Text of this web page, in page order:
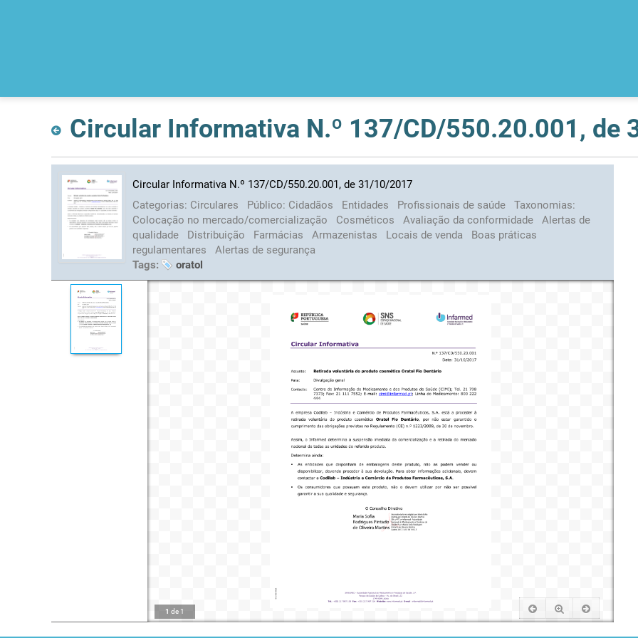
Circular Informativa N.º 137/CD/550.20.001, de
Circular Informativa N.º 137/CD/550.20.001, de 31/10/2017
Categorias: Circulares Público: Cidadãos Entidades Profissionais de saúde
Taxonomias:
Colocação no mercado/comercialização
Cosméticos Avaliação da conformidade
Alertas de
qualidade
Distribuição Farmácias Armazenistas Locais de venda
Boas práticas
regulamentares
Alertas de segurança
Tags:
oratol
1 de 1